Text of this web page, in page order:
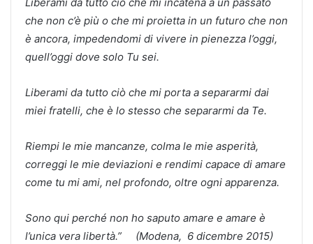
che non c’è più o che mi proietta in un futuro che non
è ancora, impedendomi di vivere in pienezza l’oggi,
quell’oggi dove solo Tu sei.
Liberami da tutto ciò che mi porta a separarmi dai
miei fratelli, che è lo stesso che separarmi da Te.
Riempi le mie mancanze, colma le mie asperità,
correggi le mie deviazioni e rendimi capace di amare
come tu mi ami, nel profondo, oltre ogni apparenza.
Sono qui perché non ho saputo amare e amare è
l’unica vera libertà.” (Modena, 6 dicembre 2015)